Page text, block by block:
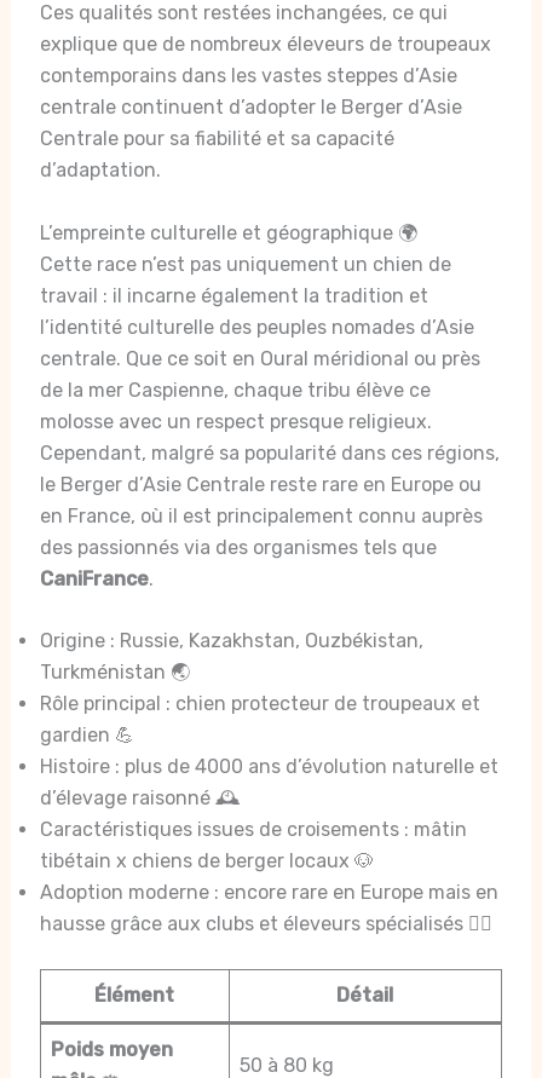
Ces qualités sont restées inchangées, ce qui
explique que de nombreux éleveurs de troupeaux
contemporains dans les vastes steppes d’Asie
centrale continuent d’adopter le Berger d’Asie
Centrale pour sa fiabilité et sa capacité
d’adaptation.
L’empreinte culturelle et géographique 🌍
Cette race n’est pas uniquement un chien de
travail : il incarne également la tradition et
l’identité culturelle des peuples nomades d’Asie
centrale. Que ce soit en Oural méridional ou près
de la mer Caspienne, chaque tribu élève ce
molosse avec un respect presque religieux.
Cependant, malgré sa popularité dans ces régions,
le Berger d’Asie Centrale reste rare en Europe ou
en France, où il est principalement connu auprès
des passionnés via des organismes tels que
CaniFrance.
Origine : Russie, Kazakhstan, Ouzbékistan,
Turkménistan 🌏
Rôle principal : chien protecteur de troupeaux et
gardien 💪
Histoire : plus de 4000 ans d’évolution naturelle et
d’élevage raisonné 🕰️
Caractéristiques issues de croisements : mâtin
tibétain x chiens de berger locaux 🐶
Adoption moderne : encore rare en Europe mais en
hausse grâce aux clubs et éleveurs spécialisés 🐕‍🦺
Élément Détail
Poids moyen
50 à 80 kg